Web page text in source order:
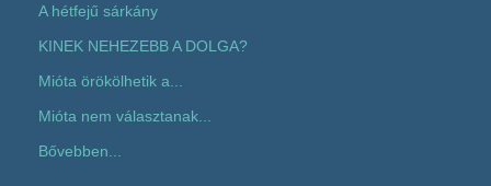
A hétfejű sárkány
KINEK NEHEZEBB A DOLGA?
Mióta örökölhetik a...
Mióta nem választanak...
Bővebben...